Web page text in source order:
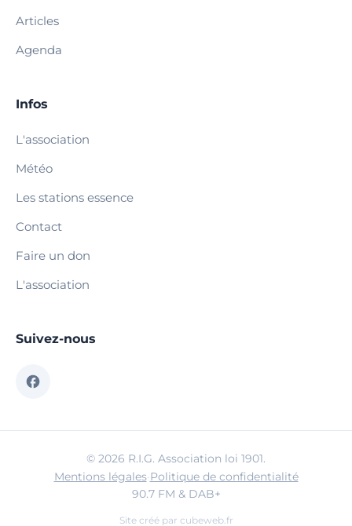
Articles
Agenda
Infos
L'association
Météo
Les stations essence
Contact
Faire un don
L'association
Suivez-nous
© 2026 R.I.G. Association loi 1901.
Mentions légales·Politique de confidentialité
90.7 FM & DAB+
Site créé par cubeweb.fr